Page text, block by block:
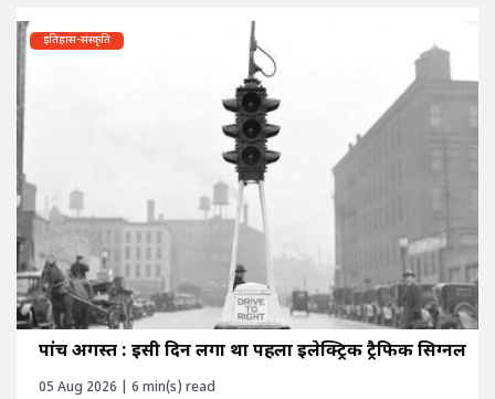
इतिहास-संस्कृति
पांच अगस्त : इसी दिन लगा था पहला इलेक्ट्रिक ट्रैफिक सिग्नल
05 Aug 2026 | 6 min(s) read